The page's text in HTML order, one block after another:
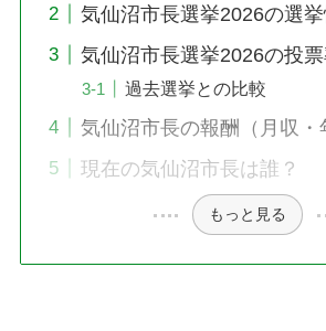
気仙沼市長選挙2026の選
気仙沼市長選挙2026の投
過去選挙との比較
気仙沼市長の報酬（月収・
現在の気仙沼市長は誰？
もっと見る